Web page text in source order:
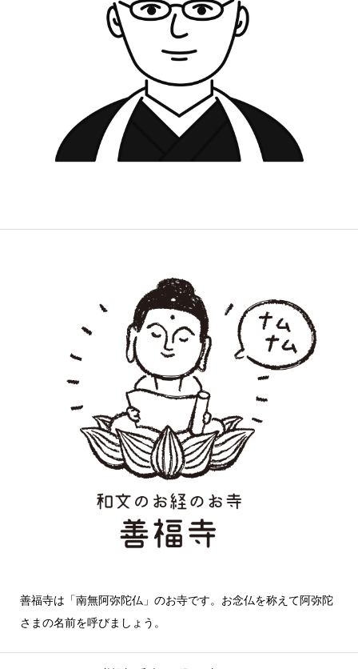
善福寺は「南無阿弥陀仏」のお寺です。お念仏を称えて阿弥陀
さまの名前を呼びましょう。